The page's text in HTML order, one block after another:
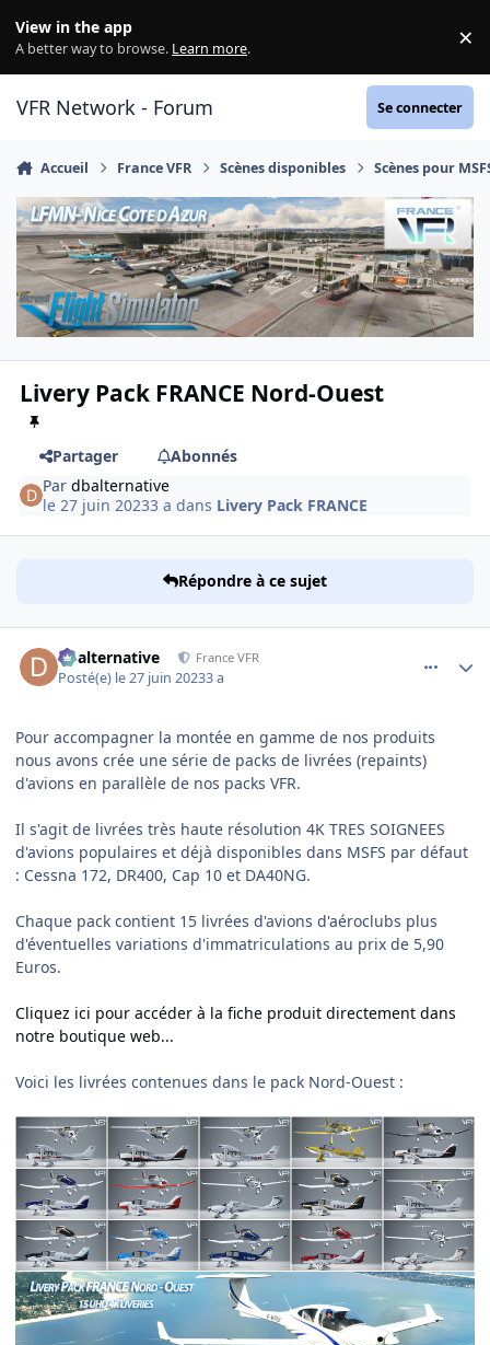
View in the app
A better way to browse. Learn more. ×
VFR Network - Forum Se connecter
Accueil France VFR Scènes disponibles Scènes pour
Livery Pack FRANCE Nord-Ouest
Partager
Abonnés
Pardbalternative
le 27 juin 20233 a dans Livery Pack FRANCE
Répondre à ce sujet
dbalternative France VFR
Posté(e) le 27 juin 20233 a
Pour accompagner la montée en gamme de nos produits
nous avons crée une série de packs de livrées (repaints)
d'avions en parallèle de nos packs VFR.
Il s'agit de livrées très haute résolution 4K TRES SOIGNEES
d'avions populaires et déjà disponibles dans MSFS par défaut
: Cessna 172, DR400, Cap 10 et DA40NG.
Chaque pack contient 15 livrées d'avions d'aéroclubs plus
d'éventuelles variations d'immatriculations au prix de 5,90
Euros.
Cliquez ici pour accéder à la fiche produit directement dans
notre boutique web...
Voici les livrées contenues dans le pack Nord-Ouest :